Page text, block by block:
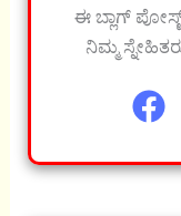
ಈ ಬ್ಲಾಗ್
ನಿಮ್ಮ